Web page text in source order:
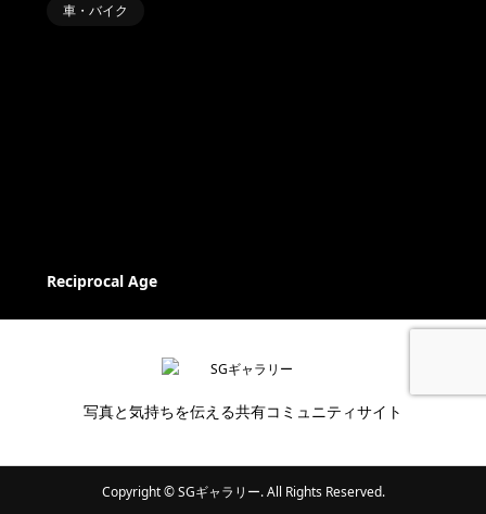
車・バイク
Reciprocal Age
写真と気持ちを伝える共有コミュニティサイト
Copyright ©SGギャラリー. All Rights Reserved.